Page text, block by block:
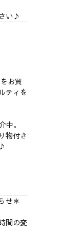
い♪
お買
ティを
中。
物付き
せ＊
間の変